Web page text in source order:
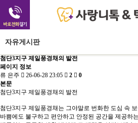
자유게시판
첨단3지구 제일풍경채의 발전
페이지 정보
류 은주
26-06-28 23:05 2
0
본문
첨단3지구 제일풍경채의 발전
첨단3지구 제일풍경채는 그야말로 번화한 도심 속
바쁨에도 불구하고 편안하고 안정된 공간을 제공하